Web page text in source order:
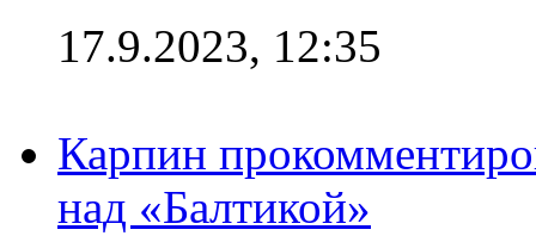
17.9.2023, 12:35
Карпин
над «Балтикой»